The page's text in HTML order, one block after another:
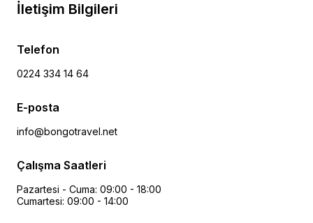
İletişim Bilgileri
Telefon
0224 334 14 64
E-posta
info@bongotravel.net
Çalışma Saatleri
Pazartesi - Cuma: 09:00 - 18:00
Cumartesi: 09:00 - 14:00